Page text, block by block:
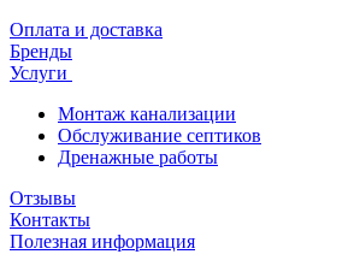
Оплата и доставка
Бренды
Услуги
Монтаж канализации
Обслуживание септиков
Дренажные работы
Отзывы
Контакты
Полезная информация